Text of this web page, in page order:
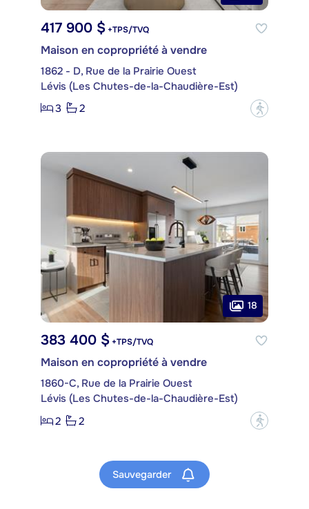
417 900 $ +TPS/TVQ
Maison en copropriété à vendre
1862 - D, Rue de la Prairie Ouest
Lévis (Les Chutes-de-la-Chaudière-Est)
3
2 ?
18
383 400 $ +TPS/TVQ
Maison en copropriété à vendre
1860-C, Rue de la Prairie Ouest
Lévis (Les Chutes-de-la-Chaudière-Est)
2
2 ?
Sauvegarder